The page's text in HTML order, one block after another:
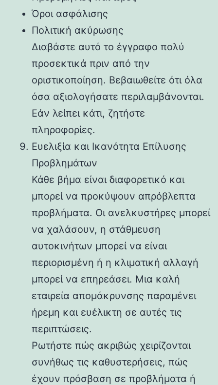
Όροι ασφάλισης
Πολιτική ακύρωσης
Διαβάστε αυτό το έγγραφο πολύ
προσεκτικά πριν από την
οριστικοποίηση. Βεβαιωθείτε ότι όλα
όσα αξιολογήσατε περιλαμβάνονται.
Εάν λείπει κάτι, ζητήστε
πληροφορίες.
Ευελιξία και Ικανότητα Επίλυσης
Προβλημάτων
Κάθε βήμα είναι διαφορετικό και
μπορεί να προκύψουν απρόβλεπτα
προβλήματα. Οι ανελκυστήρες μπορεί
να χαλάσουν, η στάθμευση
αυτοκινήτων μπορεί να είναι
περιορισμένη ή η κλιματική αλλαγή
μπορεί να επηρεάσει. Μια καλή
εταιρεία απομάκρυνσης παραμένει
ήρεμη και ευέλικτη σε αυτές τις
περιπτώσεις.
Ρωτήστε πώς ακριβώς χειρίζονται
συνήθως τις καθυστερήσεις, πώς
έχουν πρόσβαση σε προβλήματα ή